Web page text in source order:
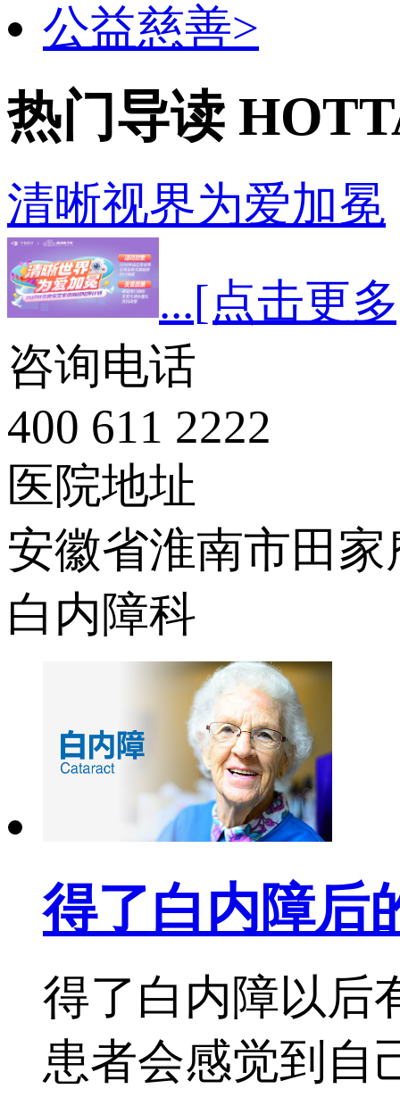
公益慈善>
热门导读
清晰视界为爱加冕
...[点击更
咨询电话
400 611 2222
医院地址
安徽省淮南市田
白内障科
得了白内障后
得了白内障以后
患者会感觉到自